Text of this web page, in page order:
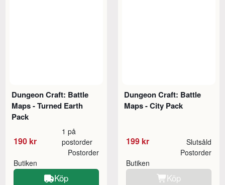
Dungeon Craft: Battle
Maps - Turned Earth
Pack
190 kr
1 på
postorder
Butiken
Postorder
Köp
Dungeon Craft: Battle
Maps - City Pack
199 kr Slutsåld
Butiken
Postorder
Köp